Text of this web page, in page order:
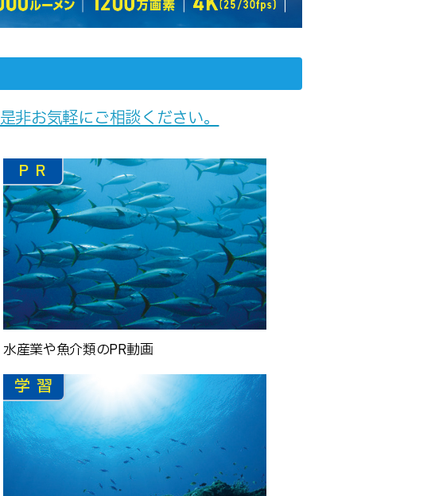
是非お気軽にご相談ください。
PR
水産業や魚介類のPR動画
学習